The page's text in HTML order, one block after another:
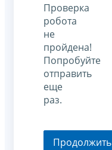
Проверка
робота
не
пройдена!
Попробуйте
отправить
еще
раз.
Продолжить